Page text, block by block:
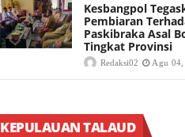
Kesbangpol
Pembiaran
Paskibraka Asal
Tingkat Provinsi
Redaksi02 Agu 04,
KEPULAUAN TALAUD